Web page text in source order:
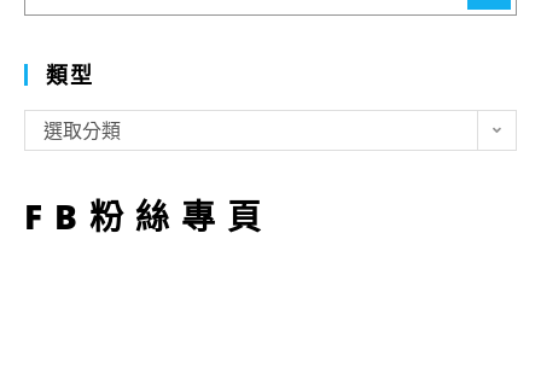
類型
型
選取分類
FB粉絲專頁